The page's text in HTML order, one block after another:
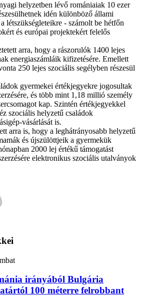
helyzetben lévő romániaiak 10 ezer
idén különböző állami
létszükségleteikre - számolt be hétfőn
és európai projektekért felelős
arra, hogy a rászorulók 1400 lejes
energiaszámláik kifizetésére. Emellett
250 lejes szociális segélyben részesül
gyermekei értékjegyekre jogosultak
és több mint 1,18 millió személy
kap. Szintén értékjegyekkel
szociális helyzetű családok
vásárlását is.
arra is, hogy a leghátrányosabb helyzetű
és újszülöttjeik a gyermekük
2000 lej értékű támogatást
elektronikus szociális utalványok
irányából Bulgária
100 méterre felrobbant